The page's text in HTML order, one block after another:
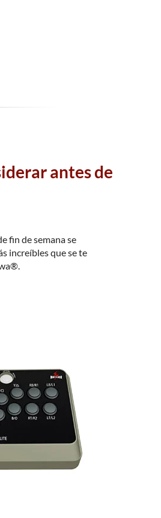
antes de
fin de semana se
increíbles que se te